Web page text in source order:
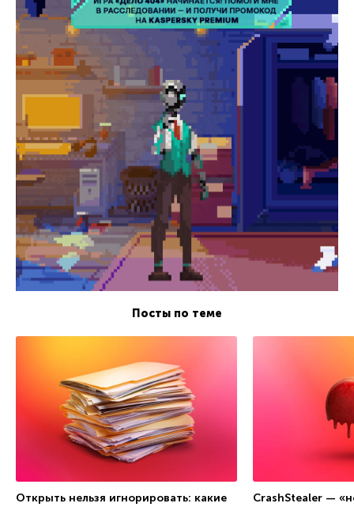
Посты по теме
Открыть нельзя игнорировать: какие
CrashStealer —